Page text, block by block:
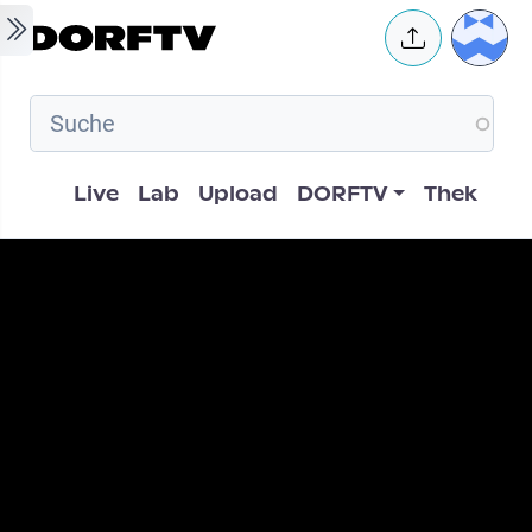
Skip to main content User
Hauptnavigation
Live Lab Upload DORFTV Thek